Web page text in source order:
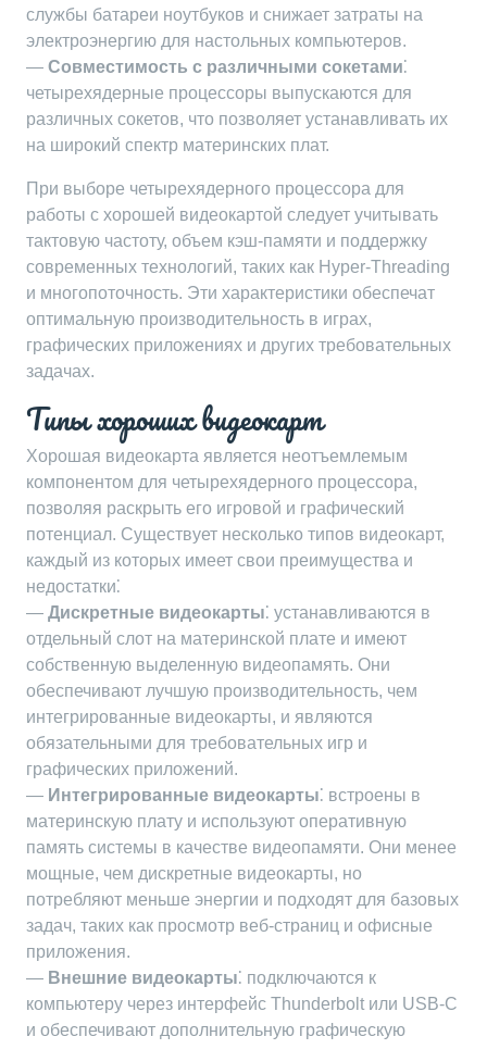
службы батареи ноутбуков и снижает затраты на
электроэнергию для настольных компьютеров.
— Совместимость с различными сокетами⁚
четырехядерные процессоры выпускаются для
различных сокетов, что позволяет устанавливать их
на широкий спектр материнских плат.
При выборе четырехядерного процессора для
работы с хорошей видеокартой следует учитывать
тактовую частоту, объем кэш-памяти и поддержку
современных технологий, таких как Hyper-Threading
и многопоточность. Эти характеристики обеспечат
оптимальную производительность в играх,
графических приложениях и других требовательных
задачах.
Типы хороших видеокарт
Хорошая видеокарта является неотъемлемым
компонентом для четырехядерного процессора,
позволяя раскрыть его игровой и графический
потенциал. Существует несколько типов видеокарт,
каждый из которых имеет свои преимущества и
недостатки⁚
— Дискретные видеокарты⁚ устанавливаются в
отдельный слот на материнской плате и имеют
собственную выделенную видеопамять. Они
обеспечивают лучшую производительность, чем
интегрированные видеокарты, и являются
обязательными для требовательных игр и
графических приложений.
— Интегрированные видеокарты⁚ встроены в
материнскую плату и используют оперативную
память системы в качестве видеопамяти. Они менее
мощные, чем дискретные видеокарты, но
потребляют меньше энергии и подходят для базовых
задач, таких как просмотр веб-страниц и офисные
приложения.
— Внешние видеокарты⁚ подключаются к
компьютеру через интерфейс Thunderbolt или USB-C
и обеспечивают дополнительную графическую